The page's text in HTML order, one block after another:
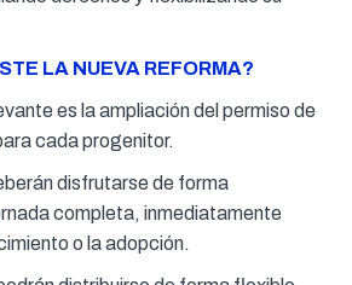
LA NUEVA REFORMA?
es la ampliación del permiso de
cada progenitor.
disfrutarse de forma
completa, inmediatamente
o la adopción.